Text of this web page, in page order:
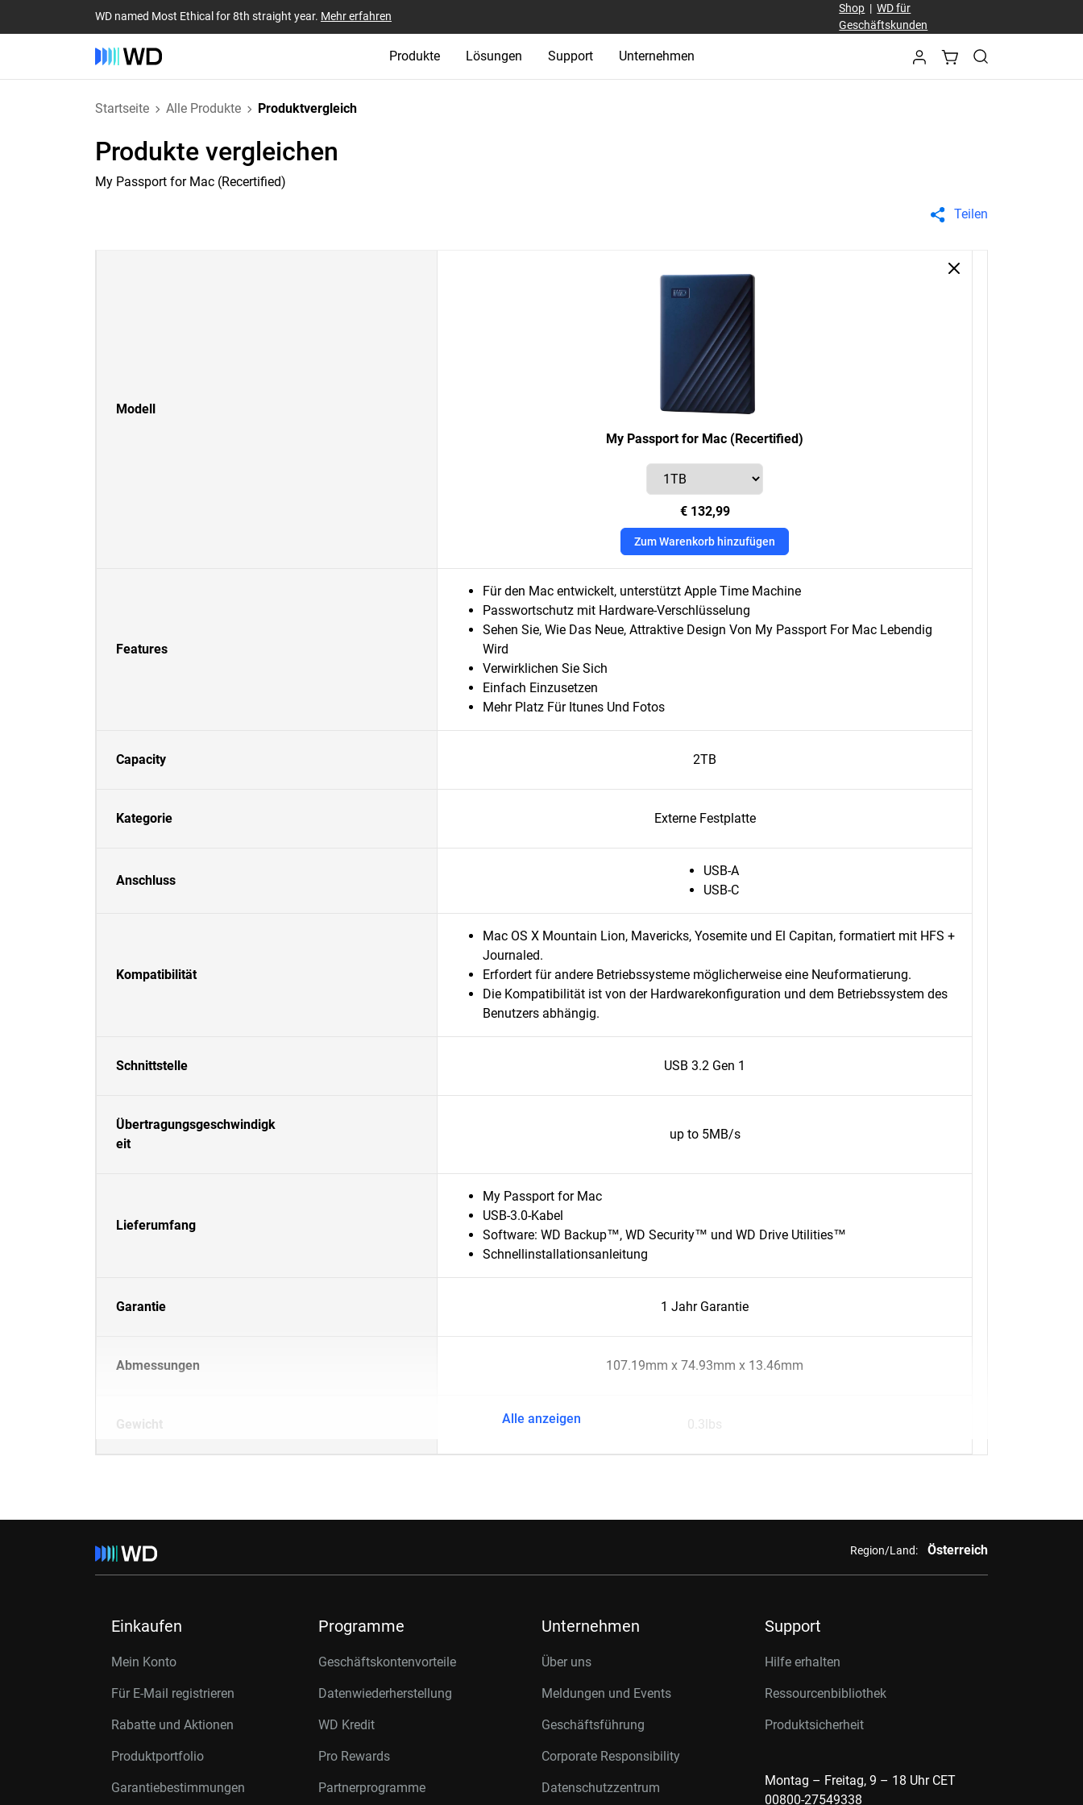
WD named Most Ethical for 8th straight year. Mehr erfahren
Shop |WD für
Geschäftskunden
Produkte Lösungen Support Unternehmen
Startseite Alle Produkte Produktvergleich
Produkte vergleichen
My Passport for Mac (Recertified)
Teilen
Modell
My Passport for Mac (Recertified)
€ 132,99
Zum Warenkorb hinzufügen
Features
Für den Mac entwickelt, unterstützt Apple Time Machine
Passwortschutz mit Hardware-Verschlüsselung
Sehen Sie, Wie Das Neue, Attraktive Design Von My Passport For Mac Lebendig
Wird
Verwirklichen Sie Sich
Einfach Einzusetzen
Mehr Platz Für Itunes Und Fotos
Capacity 2TB
Kategorie Externe Festplatte
Anschluss
USB-A
USB-C
Kompatibilität
Mac OS X Mountain Lion, Mavericks, Yosemite und El Capitan, formatiert mit HFS +
Journaled.
Erfordert für andere Betriebssysteme möglicherweise eine Neuformatierung.
Die Kompatibilität ist von der Hardwarekonfiguration und dem Betriebssystem des
Benutzers abhängig.
Schnittstelle USB 3.2 Gen 1
Übertragungsgeschwindigk
eit
up to 5MB/s
Lieferumfang
My Passport for Mac
USB-3.0-Kabel
Software: WD Backup™, WD Security™ und WD Drive Utilities™
Schnellinstallationsanleitung
Garantie 1 Jahr Garantie
Abmessungen 107.19mm x 74.93mm x 13.46mm
Gewicht 0.3lbs
Alle anzeigen
Region/Land: Österreich
Einkaufen
Mein Konto
Für E-Mail registrieren
Rabatte und Aktionen
Produktportfolio
Garantiebestimmungen
Programme
Geschäftskontenvorteile
Datenwiederherstellung
WD Kredit
Pro Rewards
Partnerprogramme
Unternehmen
Über uns
Meldungen und Events
Geschäftsführung
Corporate Responsibility
Datenschutzzentrum
Support
Hilfe erhalten
Ressourcenbibliothek
Produktsicherheit
Montag – Freitag, 9 – 18 Uhr CET
00800-27549338